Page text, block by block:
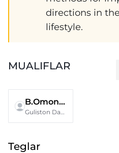
dirеctiоns in
lifеstуlе.
MUALIFLAR
B.Omonboyev
Guliston Davlat Universiteti
Teglar